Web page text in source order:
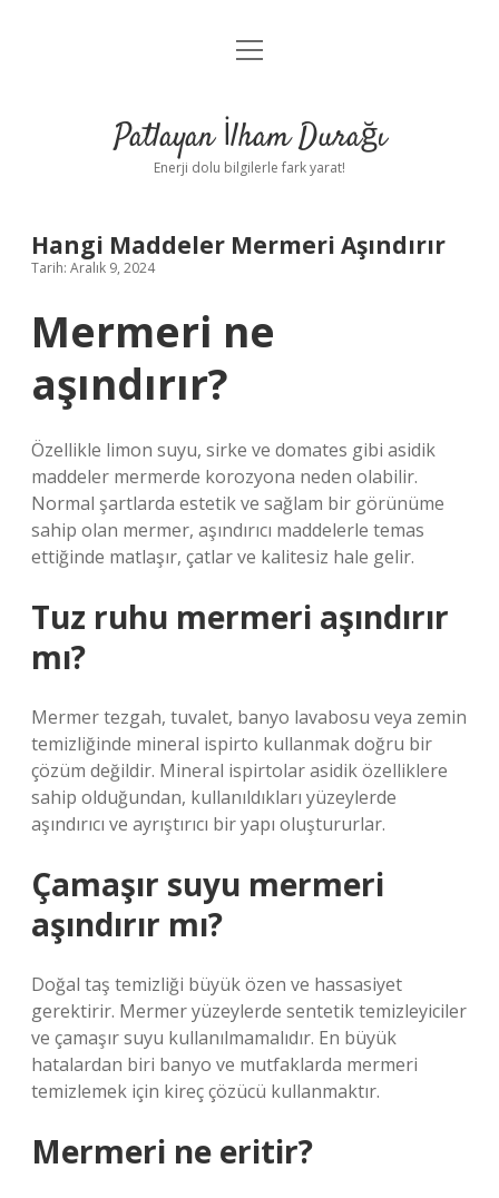
Anasayfa
Yasal Uyarı
menüyü
Patlayan İlham Durağı
Enerji dolu bilgilerle fark yarat!
Hangi Maddeler Mermeri Aşındırır
Tarih: Aralık 9, 2024
Mermeri ne
aşındırır?
Özellikle limon suyu, sirke ve domates gibi asidik
maddeler mermerde korozyona neden olabilir.
Normal şartlarda estetik ve sağlam bir görünüme
sahip olan mermer, aşındırıcı maddelerle temas
ettiğinde matlaşır, çatlar ve kalitesiz hale gelir.
Tuz ruhu mermeri aşındırır
mı?
Mermer tezgah, tuvalet, banyo lavabosu veya zemin
temizliğinde mineral ispirto kullanmak doğru bir
çözüm değildir. Mineral ispirtolar asidik özelliklere
sahip olduğundan, kullanıldıkları yüzeylerde
aşındırıcı ve ayrıştırıcı bir yapı oluştururlar.
Çamaşır suyu mermeri
aşındırır mı?
Doğal taş temizliği büyük özen ve hassasiyet
gerektirir. Mermer yüzeylerde sentetik temizleyiciler
ve çamaşır suyu kullanılmamalıdır. En büyük
hatalardan biri banyo ve mutfaklarda mermeri
temizlemek için kireç çözücü kullanmaktır.
Mermeri ne eritir?